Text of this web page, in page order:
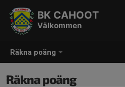
Räkna poäng
BK CAHOOT
Välkommen
Räkna poäng